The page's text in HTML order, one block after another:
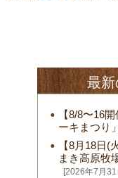
最
【8/8〜16
ーキまつり
【8月18日(
まき高原牧
[2026年7月31